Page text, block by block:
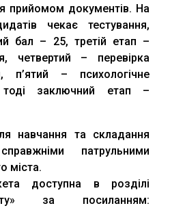
прийомом документів. На
чекає тестування,
бал – 25, третій етап –
четвертий – перевірка
п’ятий – психологічне
заключний етап –
навчання та складання
патрульними
міста.
доступна в розділі
за посиланням: